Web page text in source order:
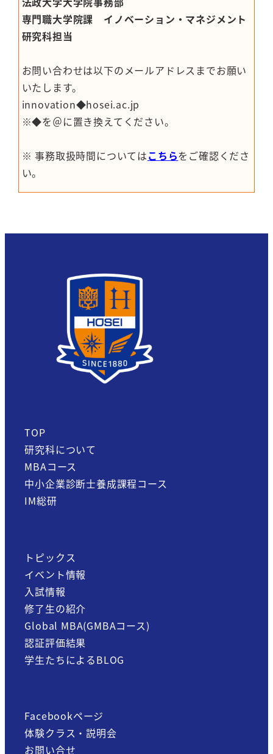
専門職大学院課 イノベーション・マネジメント
研究科担当
お問い合わせは以下のメールアドレスまでお願い
いたします。
innovation◆hosei.ac.jp
※◆を＠に置き換えてください。
※ 事務取扱時間についてはこちらをご確認くださ
い。
TOP
研究科について
MBAコース
中小企業診断士養成課程コース
IM総研
トピックス
イベント情報
入試情報
修了生の紹介
Global MBA(GMBAコース)
認証評価結果
学生たちによるBLOG
Facebookページ
体験クラス・説明会
お問い合せ